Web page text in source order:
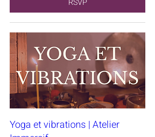
Yoga et vibrations | Atelier